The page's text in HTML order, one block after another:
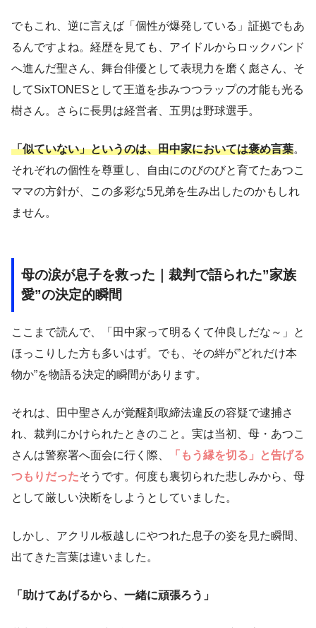
でもこれ、逆に言えば「個性が爆発している」証拠でもあ
るんですよね。経歴を見ても、アイドルからロックバンド
へ進んだ聖さん、舞台俳優として表現力を磨く彪さん、そ
してSixTONESとして王道を歩みつつラップの才能も光る
樹さん。さらに長男は経営者、五男は野球選手。
「似ていない」というのは、田中家においては褒め言葉。
それぞれの個性を尊重し、自由にのびのびと育てたあつこ
ママの方針が、この多彩な5兄弟を生み出したのかもしれ
ません。
母の涙が息子を救った｜裁判で語られた”家族
愛”の決定的瞬間
ここまで読んで、「田中家って明るくて仲良しだな～」と
ほっこりした方も多いはず。でも、その絆が”どれだけ本
物か”を物語る決定的瞬間があります。
それは、田中聖さんが覚醒剤取締法違反の容疑で逮捕さ
れ、裁判にかけられたときのこと。実は当初、母・あつこ
さんは警察署へ面会に行く際、
「もう縁を切る」と告げる
つもりだったそうです。何度も裏切られた悲しみから、母
として厳しい決断をしようとしていました。
しかし、アクリル板越しにやつれた息子の姿を見た瞬間、
出てきた言葉は違いました。
「助けてあげるから、一緒に頑張ろう」